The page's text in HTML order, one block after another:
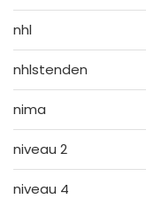
nhl
nhlstenden
nima
niveau 2
niveau 4